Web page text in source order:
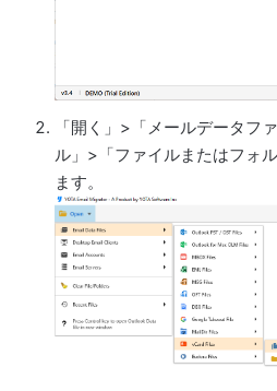
「開く」>「メールデータフ
ル」>「ファイルまたはフォ
ます。